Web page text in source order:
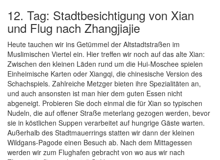
12. Tag: Stadtbesichtigung von Xian
und Flug nach Zhangjiajie
Heute tauchen wir ins Getümmel der Altstadtstraßen im
Muslimischen Viertel ein. Hier treffen wir noch auf das alte Xian:
Zwischen den kleinen Läden rund um die Hui-Moschee spielen
Einheimische Karten oder Xiangqi, die chinesische Version des
Schachspiels. Zahlreiche Metzger bieten ihre Spezialitäten an,
und auch ansonsten ist man hier dem guten Essen nicht
abgeneigt. Probieren Sie doch einmal die für Xian so typischen
Nudeln, die auf offener Straße meterlang gezogen werden, bevor
sie in köstlichen Suppen verarbeitet auf hungrige Gäste warten.
Außerhalb des Stadtmauerrings statten wir dann der kleinen
Wildgans-Pagode einen Besuch ab. Nach dem Mittagessen
werden wir zum Flughafen gebracht von wo aus wir nach